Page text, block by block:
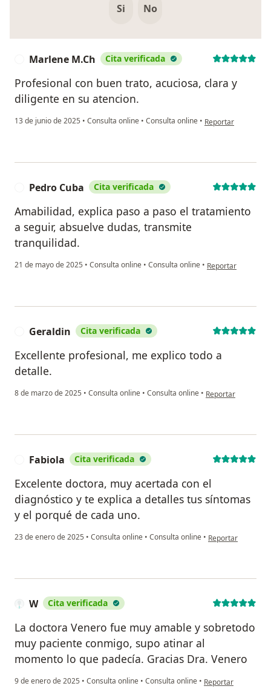
Si No
Marlene M.Ch Cita verificada
Profesional con buen trato, acuciosa, clara y
diligente en su atencion.
13 de junio de 2025 • Consulta online • Consulta online • en opinión del
Reportar
Pedro Cuba Cita verificada
Amabilidad, explica paso a paso el tratamiento
a seguir, absuelve dudas, transmite
tranquilidad.
21 de mayo de 2025 • Consulta online • Consulta online • en opinión del
Reportar
Geraldin Cita verificada
Excellente profesional, me explico todo a
detalle.
8 de marzo de 2025 • Consulta online • Consulta online • en opinión del
Reportar
Fabiola Cita verificada
Excelente doctora, muy acertada con el
diagnóstico y te explica a detalles tus síntomas
y el porqué de cada uno.
23 de enero de 2025 • Consulta online • Consulta online • en opinión del
Reportar
W Cita verificada
La doctora Venero fue muy amable y sobretodo
muy paciente conmigo, supo atinar al
momento lo que padecía. Gracias Dra. Venero
9 de enero de 2025 • Consulta online • Consulta online • en opinión del
Reportar